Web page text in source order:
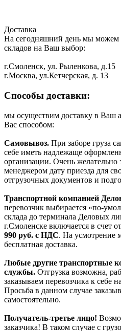
Доставка
На сегодняшний день мы можем
складов на Ваш выбор:
г.Смоленск, ул. Рыленкова, д.15
г.Москва, ул.Кетчерская, д. 13
Способы доставки:
мы осуществим доставку в Ваш
Вас способом:
Самовывоз. При заборе груза
себе иметь надлежаще
организации. Очень желательно
менеджером дату приезда для
отгрузочных документов и
Транспортной компанией
перевозчик выбирается «по-
склада до терминала Деловых
г.Смоленске включается в счет
990 руб. с НДС. На усмотрение
бесплатная доставка.
Любые другие транспортные
службы. Отгрузка возможна,
заказываем перевозчика к себе
Просьба в данном случае
самостоятельно.
Получатель-третье лицо!
заказчика! В таком случае с